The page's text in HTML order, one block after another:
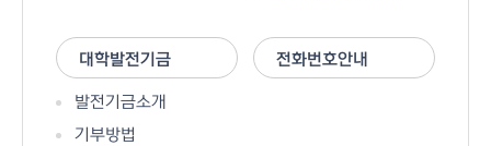
대학발전기금
발전기금소개
기부방법
전화번호안내